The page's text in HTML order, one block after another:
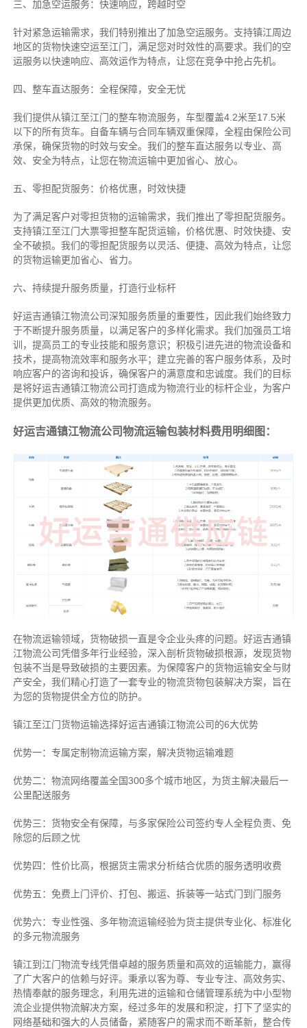
三、加急空运服务：快速响应，跨越时空
针对紧急运输需求，我们特别推出了加急空运服务。支持镇江周边
地区的货物快速空运至江门，满足您对时效性的高要求。我们的空
运服务以快速响应、高效运作为特点，让您在竞争中抢占先机。
四、整车直达服务：全程保障，安全无忧
我们提供从镇江至江门的整车物流服务，车型覆盖4.2米至17.5米
以下的所有货车。自备车辆与合同车辆双重保障，全程由保险公司
承保，确保货物的时效与安全。我们的整车直达服务以专业、高
效、安全为特点，让您在物流运输中更加省心、放心。
五、零担配货服务：价格优惠，时效快捷
为了满足客户对零担货物的运输需求，我们推出了零担配货服务。
支持镇江至江门大票零担整车配货运输，价格优惠、时效快捷、安
全不破损。我们的零担配货服务以灵活、便捷、高效为特点，让您
的货物运输更加省心、省力。
六、持续提升服务质量，打造行业标杆
好运吉通镇江物流公司深知服务质量的重要性，因此我们始终致力
于不断提升服务质量，以满足客户的多样化需求。我们加强员工培
训，提高员工的专业技能和服务意识；积极引进先进的物流设备和
技术，提高物流效率和服务水平；建立完善的客户服务体系，及时
响应客户的咨询和投诉，确保客户的满意度和忠诚度。我们的目标
是将好运吉通镇江物流公司打造成为物流行业的标杆企业，为客户
提供更加优质、高效的物流服务。
好运吉通镇江物流公司物流运输包装材料费用明细图：
在物流运输领域，货物破损一直是令企业头疼的问题。好运吉通镇
江物流公司凭借多年行业经验，深入剖析货物破损根源，发现货物
包装不当是导致破损的主要因素。为保障客户的货物运输安全与财
产安全，我们精心打造了一套专业的物流货物包装解决方案，旨在
为您的货物提供全方位的防护。
镇江至江门货物运输选择好运吉通镇江物流公司的6大优势
优势一：专属定制物流运输方案，解决货物运输难题
优势二：物流网络覆盖全国300多个城市地区，为货主解决最后一
公里配送服务
优势三：货物安全有保障，与多家保险公司签约专人全程负责、免
除您的后顾之忧
优势四：性价比高，根据货主需求分析结合优质的服务透明收费
优势五：免费上门评价、打包、搬运、拆装等一站式门到门服务
优势六：专业性强、多年物流运输经验为货主提供专业化、标准化
的多元物流服务
镇江到江门物流专线凭借卓越的服务质量和高效的运输能力，赢得
了广大客户的信赖与好评。 秉承以客为尊、专业专注、高效务实、
热情奉献的服务理念，利用先进的运输和仓储管理系统为中小型物
流企业提供物流解决方案，经过多年的发展和积淀，打下了坚实的
网络基础和强大的人员储备，紧随客户的需求而不断革新，整合传